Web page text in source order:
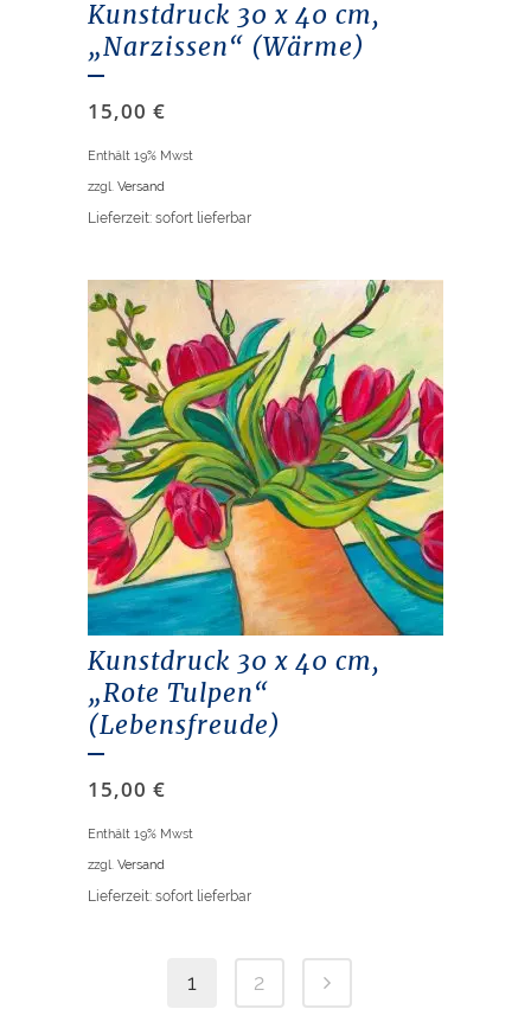
Kunstdruck 30 x 40 cm,
„Narzissen“ (Wärme)
15,00 €
Enthält 19% Mwst
zzgl. Versand
Lieferzeit: sofort lieferbar
Kunstdruck 30 x 40 cm,
„Rote Tulpen“
(Lebensfreude)
15,00 €
Enthält 19% Mwst
zzgl. Versand
Lieferzeit: sofort lieferbar
1 2